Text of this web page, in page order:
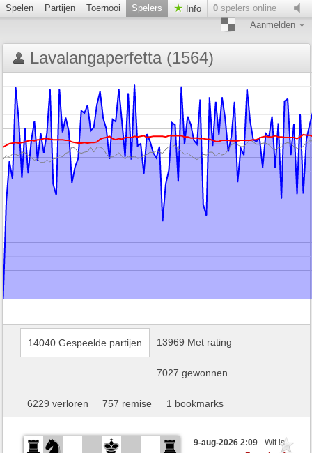
Spelen Partijen Toernooi Spelers Info 0 spelers online
Aanmelden
Lavalangaperfetta (1564)
14040 Gespeelde partijen 13969 Met rating
7027 gewonnen
6229 verloren 757 remise 1 bookmarks
9-aug-2026 2:09- Wit is